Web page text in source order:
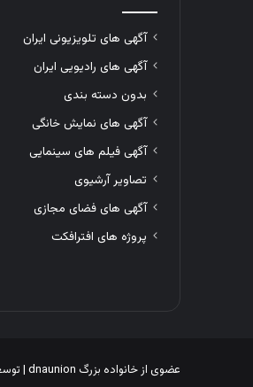
آگهی های تلویزیونی ایران
آگهی های رادیویی ایران
بدون دسته بندی
آگهی های نمایش خانگی
آگهی فیلم های سینمایی
تصاویر آرشیوی
آگهی های فضای مجازی
پروژه های افترافکت
عضوی از خانواده بزرگ dnaunion
|